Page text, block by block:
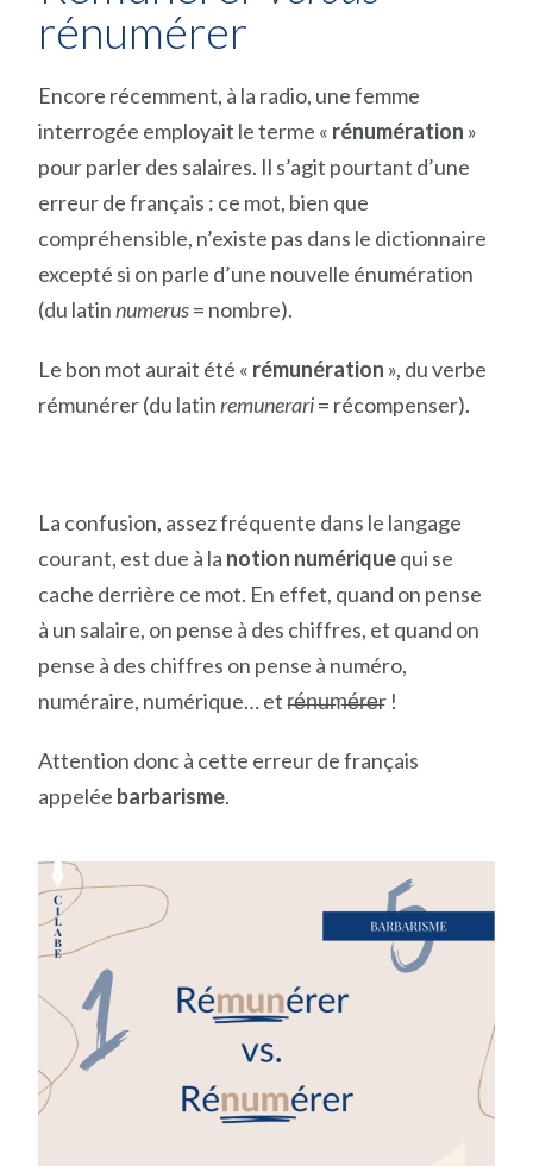
rénumérer
Encore récemment, à la radio, une femme
interrogée employait le terme « rénumération »
pour parler des salaires. Il s’agit pourtant d’une
erreur de français : ce mot, bien que
compréhensible, n’existe pas dans le dictionnaire
excepté si on parle d’une nouvelle énumération
(du latinnumerus= nombre).
Le bon mot aurait été « rémunération », du verbe
rémunérer (du latinremunerari= récompenser).
La confusion, assez fréquente dans le langage
courant, est due à la notion numériquequi se
cache derrière ce mot. En effet, quand on pense
à un salaire, on pense à des chiffres, et quand on
pense à des chiffres on pense à numéro,
numéraire, numérique… et r̶é̶n̶u̶m̶é̶r̶e̶r !
Attention donc à cette erreur de français
appelée barbarisme.